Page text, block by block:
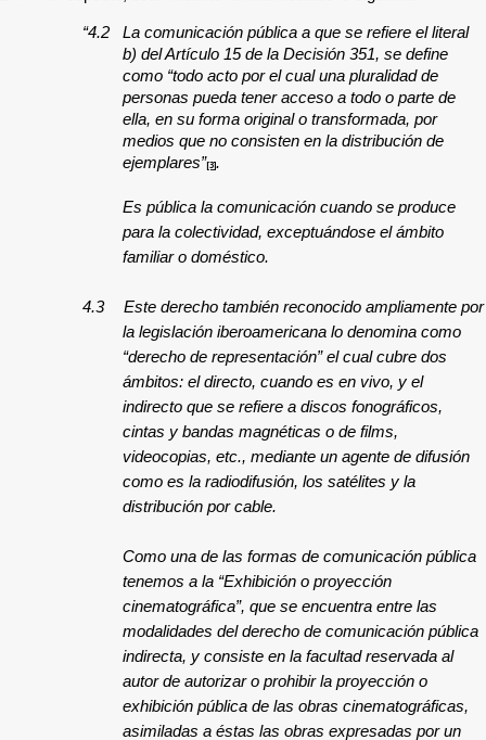
“4.2 La comunicación pública a que se refiere el literal
b) del Artículo 15 de la Decisión 351, se define
como “todo acto por el cual una pluralidad de
personas pueda tener acceso a todo o parte de
ella, en su forma original o transformada, por
medios que no consisten en la distribución de
ejemplares”[3].
Es pública la comunicación cuando se produce
para la colectividad, exceptuándose el ámbito
familiar o doméstico.
4.3
Este derecho también reconocido ampliamente por
la legislación iberoamericana lo denomina como
“derecho de representación” el cual cubre dos
ámbitos: el directo, cuando es en vivo, y el
indirecto que se refiere a discos fonográficos,
cintas y bandas magnéticas o de films,
videocopias, etc., mediante un agente de difusión
como es la radiodifusión, los satélites y la
distribución por cable.
Como una de las formas de comunicación pública
tenemos a la “Exhibición o proyección
cinematográfica”, que se encuentra entre las
modalidades del derecho de comunicación pública
indirecta, y consiste en la facultad reservada al
autor de autorizar o prohibir la proyección o
exhibición pública de las obras cinematográficas,
asimiladas a éstas las obras expresadas por un